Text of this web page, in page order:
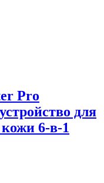
Pro
для
6-в-1